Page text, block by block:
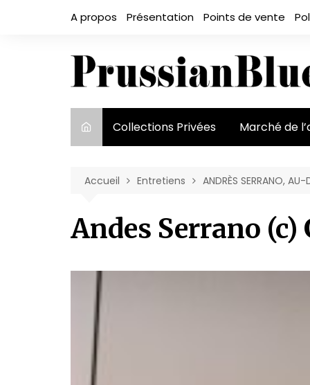
A propos Présentation Points de vente
Collections Privées Marché de
acteurs
Accueil Entretiens ANDRÈS SERRANO, AU-
Andes Serrano (c)